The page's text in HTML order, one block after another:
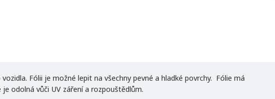
Fólii je možné lepit na všechny pevné a hladké povrchy. Fólie má
odolná vůči UV záření a rozpouštědlům.